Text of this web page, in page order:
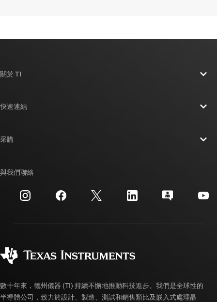
關於 TI
投資人關系
製造
快速連結
交互參考搜索
客戶支援中心
myTI 帳戶常見問題解答
采購
訂購 FAQ
與我們聯絡
數十年來，德州儀器 (TI) 持續不懈地推動科技進步。我們是全球性的
半導體公司，致力於設計、製造、測試和銷售類比及嵌入式處理晶